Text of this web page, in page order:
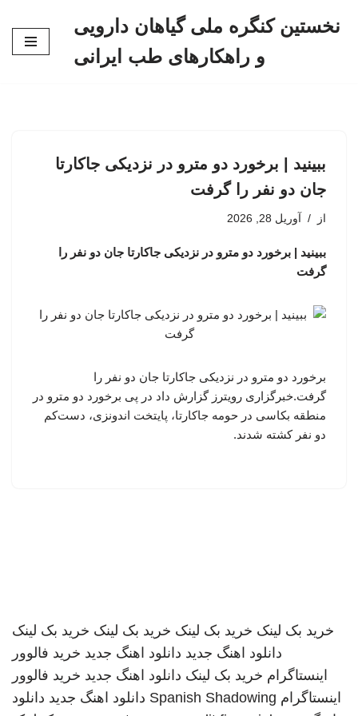
نخستین کنگره ملی گیاهان دارویی
و راهکارهای طب ایرانی
ببینید | برخورد دو مترو در نزدیکی جاکارتا
جان دو نفر را گرفت
از آوریل 28, 2026
ببینید | برخورد دو مترو در نزدیکی جاکارتا جان دو نفر را
گرفت
برخورد دو مترو در نزدیکی جاکارتا جان دو نفر را
گرفت.خبرگزاری رویترز گزارش داد در پی برخورد دو مترو در
منطقه بکاسی در حومه جاکارتا، پایتخت اندونزی، دست‌کم
دو نفر کشته شدند.
خرید بک لینک خرید بک لینک خرید بک لینک خرید بک لینک
دانلود اهنگ جدید دانلود اهنگ جدید خرید فالوور
اینستاگرام خرید بک لینک دانلود اهنگ جدید خرید فالوور
اینستاگرام Spanish Shadowing دانلود اهنگ جدید دانلود